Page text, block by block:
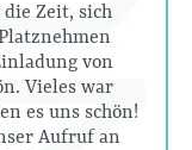
die Zeit, sich
von
Vieles war
es uns schön!
Aufruf an